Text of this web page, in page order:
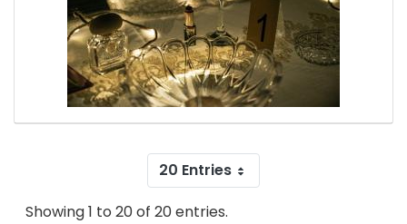
20 Entries
Showing 1 to 20 of 20 entries.